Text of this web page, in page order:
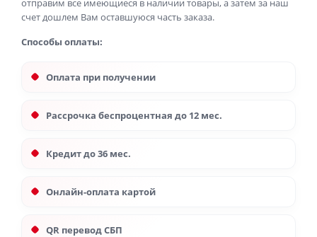
отправим все имеющиеся в наличии товары, а затем за наш
счет дошлем Вам оставшуюся часть заказа.
Способы оплаты:
Оплата при получении
Рассрочка беспроцентная до 12 мес.
Кредит до 36 мес.
Онлайн-оплата картой
QR перевод СБП